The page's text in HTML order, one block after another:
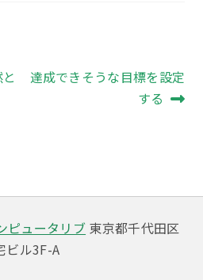
次
達成できそうな目標を設定
する
ピュータリブ 東京都千代田区
ビル3F-A